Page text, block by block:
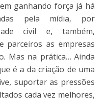
ganhando força já há
pela mídia, por
civil e, também,
parceiros as empresas
Mas na prática… Ainda
é a da criação de uma
suportar as pressões
cada vez melhores,